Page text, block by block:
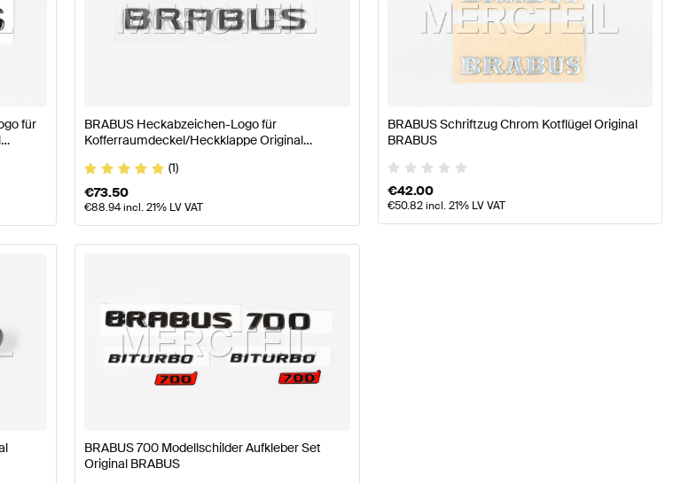
für
BRABUS Heckabzeichen-Logo für
Kofferraumdeckel/Heckklappe Original
(1)
€73.50
€88.94incl. 21% LV VAT
BRABUS Schriftzug Chrom Kotflügel Original
BRABUS
€42.00
€50.82incl. 21% LV VAT
BRABUS 700 Modellschilder Aufkleber Set
Original BRABUS